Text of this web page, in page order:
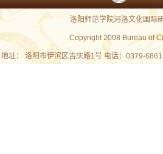
洛阳师范学院河洛文化国
Copyright 2008 Bureau of
地址： 洛阳市伊滨区吉庆路1号 电话：0379-